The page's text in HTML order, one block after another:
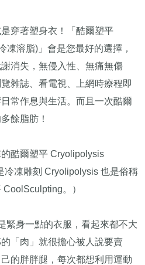
穿著塑身衣！「酷爾塑平
凍溶脂)」會是您最好的選擇，
消失，無侵入性、無痛無傷
雜誌、看電視、上網時療程即
常作息與生活。而且一次酷爾
餘脂肪！
的酷爾塑平 Cryolipolysis
冷凍雕刻 Cryolipolysis 也是俗稱
。）
緊身一點的衣服，看起來都不大
「肉」就很擔心被人說要賣
的胖胖腿，每次都想利用運動